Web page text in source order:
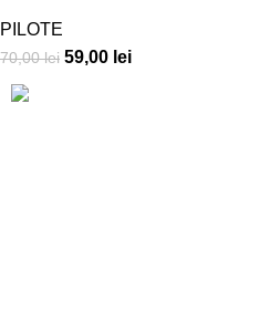
PILOTE
70,00lei 59,00 lei